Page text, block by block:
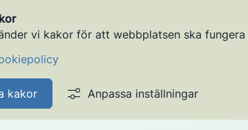
vi kakor för att webbplatsen ska
kakor Anpassa inställningar